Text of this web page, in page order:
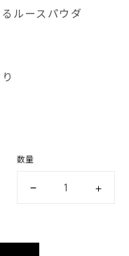
ルースパウダ
数量